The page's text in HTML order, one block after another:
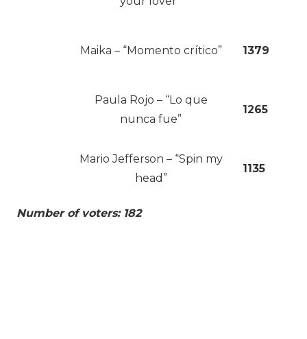
Maika – “Momento crítico” 1379
Paula Rojo – “Lo que
nunca fue”
1265
Mario Jefferson – “Spin my
head”
1135
Number of voters: 182